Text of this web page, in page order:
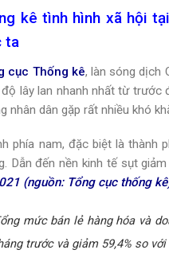
kê tình hình xã hội
ta
cục Thống kê, làn sóng dịch
lây lan nhanh nhất từ trước
nhân dân gặp rất nhiều khó
phía nam, đặc biệt là thành
Dẫn đến nền kinh tế sụt
(nguồn: Tổng cục thống
mức bán lẻ hàng hóa và
trước và giảm 59,4% so